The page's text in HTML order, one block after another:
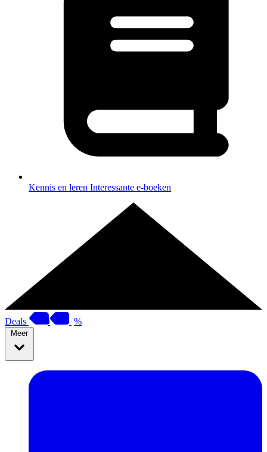
Kennis en leren Interessante e-boeken
Deals %
Meer